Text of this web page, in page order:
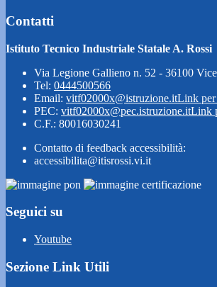
Contatti
Istituto Tecnico Industriale Statale A. Rossi
Via Legione Gallieno n. 52 - 36100
Tel: 0444500566
Email: vitf02000x@istruzione.itLink per
PEC: vitf02000x@pec.istruzione.itLink
C.F.: 80016030241
Contatto di feedback accessibilità:
accessibilita@itisrossi.vi.it
Seguici su
Youtube
Sezione Link Utili